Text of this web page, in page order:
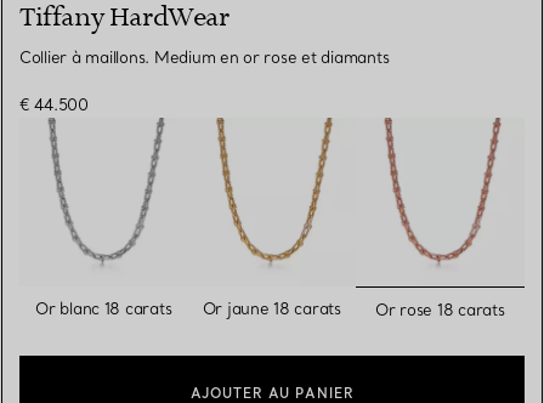
Tiffany HardWear
Collier à maillons. Medium en or rose et diamants
€ 44.500
Or blanc 18 carats Or jaune 18 carats Or rose 18 carats
AJOUTER AU PANIER